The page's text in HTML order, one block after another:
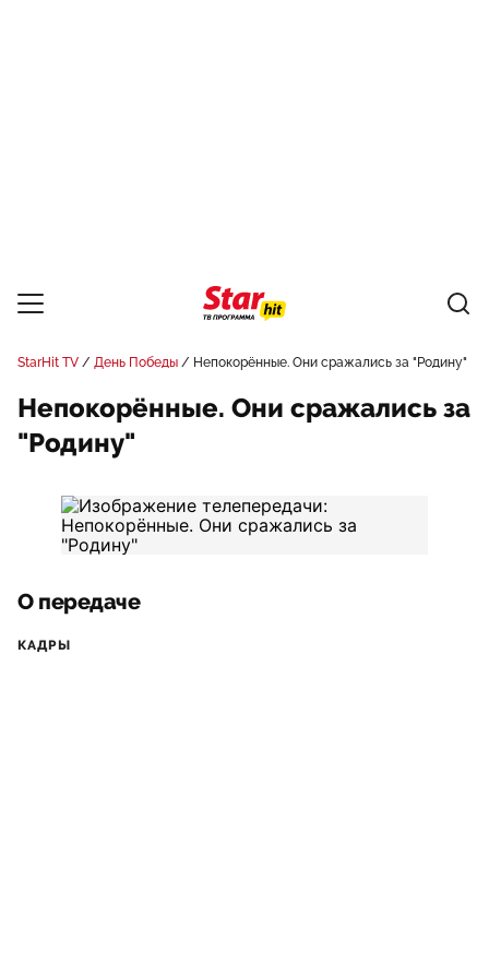
StarHit TV День Победы Непокорённые. Они сражались за "Родину"
Непокорённые. Они сражались за
"Родину"
О передаче
КАДРЫ